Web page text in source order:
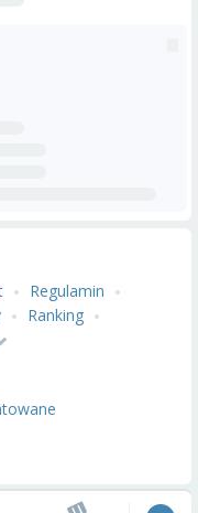
Regulamin
Ranking